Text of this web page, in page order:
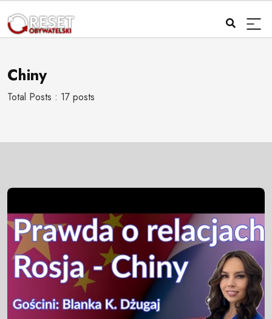
Chiny
Total Posts : 17 posts